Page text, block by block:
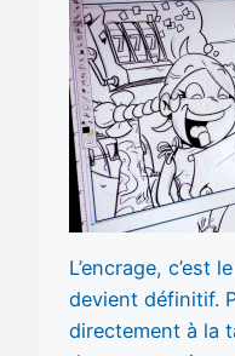
L’encrage, c’est
devient définitif.
directement à la